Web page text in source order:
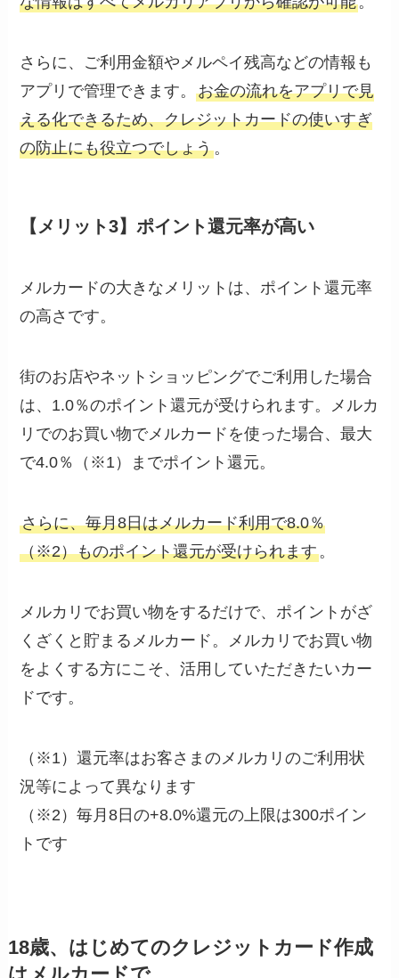
さらに、ご利用金額やメルペイ残高などの情報も
アプリで管理できます。お金の流れをアプリで見
える化できるため、クレジットカードの使いすぎ
の防止にも役立つでしょう。
【メリット3】ポイント還元率が高い
メルカードの大きなメリットは、ポイント還元率
の高さです。
街のお店やネットショッピングでご利用した場合
は、1.0％のポイント還元が受けられます。メルカ
リでのお買い物でメルカードを使った場合、最大
で4.0％（※1）までポイント還元。
さらに、毎月8日はメルカード利用で8.0％
（※2）ものポイント還元が受けられます。
メルカリでお買い物をするだけで、ポイントがざ
くざくと貯まるメルカード。メルカリでお買い物
をよくする方にこそ、活用していただきたいカー
ドです。
（※1）還元率はお客さまのメルカリのご利用状
況等によって異なります
（※2）毎月8日の+8.0%還元の上限は300ポイン
トです
18歳、はじめてのクレジットカード作成